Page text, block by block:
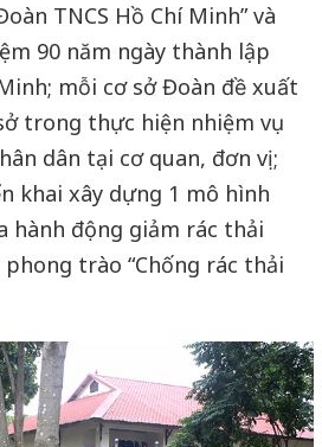
TNCS Hồ Chí Minh” và
90 năm ngày thành lập
mỗi cơ sở Đoàn đề xuất
trong thực hiện nhiệm vụ
dân tại cơ quan, đơn vị;
khai xây dựng 1 mô hình
hành động giảm rác thải
trào “Chống rác thải